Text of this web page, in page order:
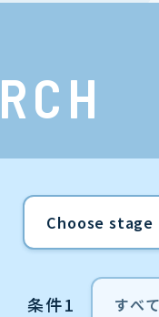
条件1